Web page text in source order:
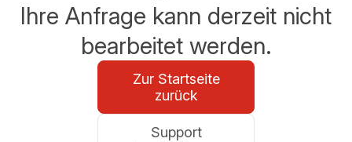
Ihre Anfrage kann derzeit nicht
bearbeitet werden.
Zur Startseite
zurück
Support